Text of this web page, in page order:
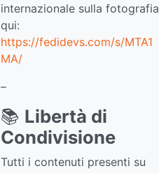
internazionale sulla fotografia
qui:
https://fedidevs.com/s/MTA1
MA/
–
📚 Libertà di
Condivisione
Tutti i contenuti presenti su